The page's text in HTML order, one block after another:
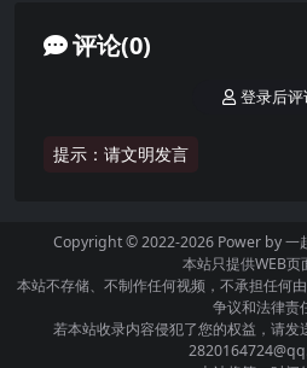
评论(0)
提示：请文明发言
登录后评
Copyright © 2022-2026 Power by一
本站只提供WEB页
本站不存储、不制作任何视频，不承担任何
争议和法律责
若本站收录内容侵犯了您的权益，请发